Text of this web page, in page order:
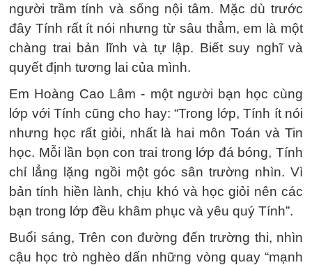
người trầm tính và sống nội tâm. Mặc dù trước
đây Tính rất ít nói nhưng từ sâu thẳm, em là một
chàng trai bản lĩnh và tự lập. Biết suy nghĩ và
quyết định tương lai của mình.
Em Hoàng Cao Lâm - một người bạn học cùng
lớp với Tính cũng cho hay: “Trong lớp, Tính ít nói
nhưng học rất giỏi, nhất là hai môn Toán và Tin
học. Mỗi lần bọn con trai trong lớp đá bóng, Tính
chỉ lẳng lặng ngồi một góc sân trường nhìn. Vì
bản tính hiền lành, chịu khó và học giỏi nên các
bạn trong lớp đều khâm phục và yêu quý Tính”.
Buổi sáng, Trên con đường đến trường thi, nhìn
cậu học trò nghèo dấn những vòng quay “mạnh